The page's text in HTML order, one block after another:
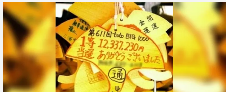
ドラマプレミアム『終りに見た街』として、約20年の時を
経て3度目のドラマ化が実現する。
主演にはテレビ朝日ドラマ初主演となる大泉洋を迎え、同
じ脚本家として山田を尊敬し、ファンであることを公言し
てきた宮藤官九郎が脚本を執筆。令和の時代に東京郊外で
何不自由なくありふれた日常を暮らすテレビ脚本家・田宮